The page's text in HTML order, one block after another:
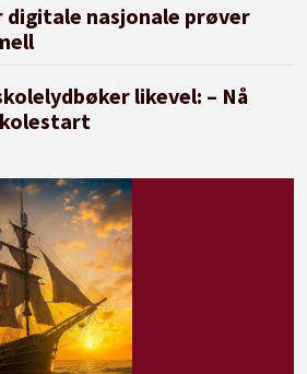
digitale nasjonale prøver
likevel: – Nå